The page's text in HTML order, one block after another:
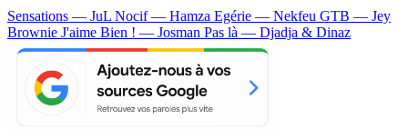
Sensations — JuL Nocif — Hamza Egérie — Nekfeu GTB — Jey
Brownie J'aime Bien ! — Josman Pas là — Djadja & Dinaz